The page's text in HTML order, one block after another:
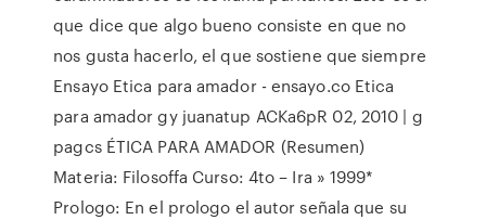
que dice que algo bueno consiste en que no
nos gusta hacerlo, el que sostiene que siempre
Ensayo Etica para amador - ensayo.co Etica
para amador gy juanatup ACKa6pR 02, 2010 | g
pagcs ÉTICA PARA AMADOR (Resumen)
Materia: Filosoffa Curso: 4to – Ira » 1999*
Prologo: En el prologo el autor señala que su